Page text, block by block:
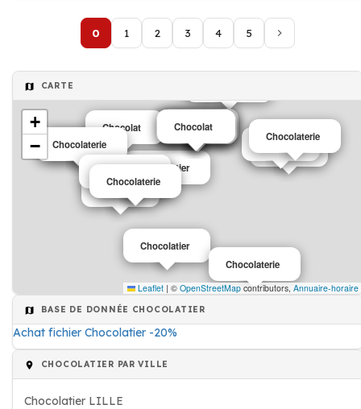
0 1 2 3 4 5
CARTE
Chocolatier
Chocolatier
Chocolat
Chocolat
Chocolat
Chocolat
Chocolat
Chocolat
Chocolat
Chocolat Chocolat
Chocolat
Chocolaterie
Chocolaterie
Chocolaterie
Chocolaterie
+
−
Leaflet | © OpenStreetMap contributors, Annuaire-horaire
BASE DE DONNÉE CHOCOLATIER
Achat fichier Chocolatier -20%
CHOCOLATIER PAR VILLE
Chocolatier LILLE